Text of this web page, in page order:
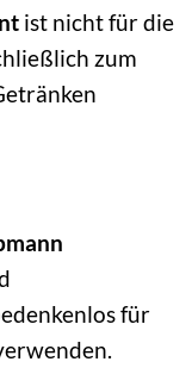
ist nicht für die
zum
für